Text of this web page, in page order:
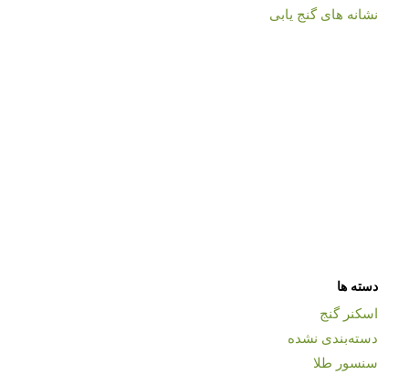
نشانه های گنج یابی
دسته ها
اسکنر گنج
دسته‌بندی نشده
سنسور طلا